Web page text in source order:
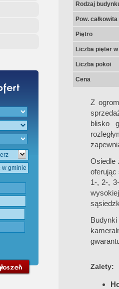
Rodzaj
Pow.
Piętro
Liczba pięter
Liczba pokoi
Cena
Z
blisko
Osiedle
oferując
1-, 2-,
Zalety: